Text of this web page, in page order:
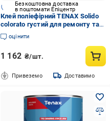
Безкоштовна доставка
в поштомати Епіцентр
Клей поліефірний TENAX Solido
colorato густий для ремонту та
шпаклювання каменю 1 л
Червоний (004139-6)
оцінити
1 162 ₴/шт.
Привеземо Доставимо